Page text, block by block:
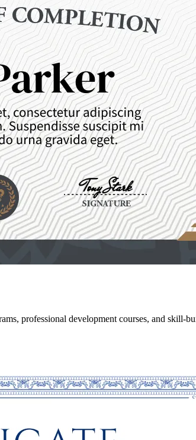
professional development courses, and